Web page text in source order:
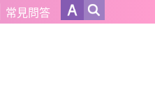
常見問答